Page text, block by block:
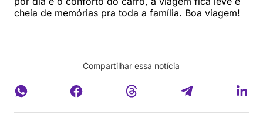
cheia de memórias pra toda a família. Boa viagem!
Compartilhar essa notícia